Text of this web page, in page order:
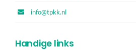
info@tpkk.nl
Handige links